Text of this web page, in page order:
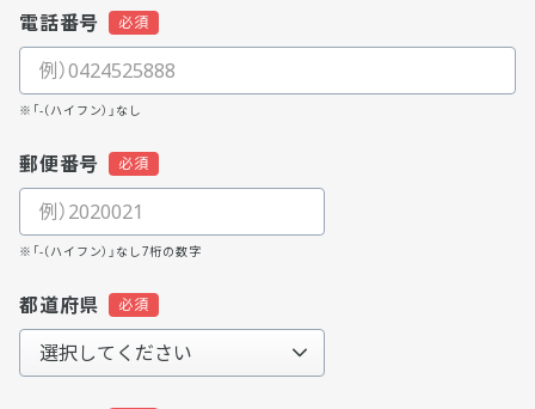
電話番号
※「-（ハイフン）」なし
郵便番号
※「-（ハイフン）」なし7桁の数字
都道府県